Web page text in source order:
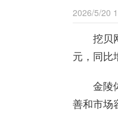
2026/5/20
挖贝
元，同比
金陵
善和市场